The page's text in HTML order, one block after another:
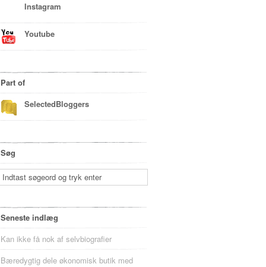
Instagram
Youtube
Part of
SelectedBloggers
Søg
Seneste indlæg
Kan ikke få nok af selvbiografier
Bæredygtig dele økonomisk butik med